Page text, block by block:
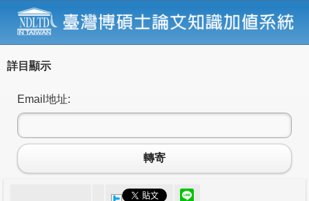
詳目顯示
Email地址:
轉寄